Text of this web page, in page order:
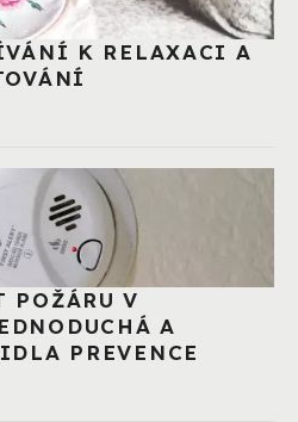
K RELAXACI A
POŽÁRU V
A
PREVENCE